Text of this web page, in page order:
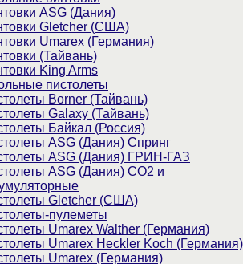
ASG (Дания)
Gletcher (США)
Umarex (Германия)
(Тайвань)
King Arms
пистолеты
Borner (Тайвань)
Galaxy (Тайвань)
Байкал (Россия)
ASG (Дания) Спринг
ASG (Дания) ГРИН-ГАЗ
ASG (Дания) CO2 и
Gletcher (США)
пулеметы
Umarex Walther (Германия)
Umarex Heckler Koch (Германия)
Umarex (Германия)